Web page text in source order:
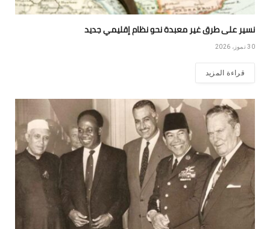
نسير على طرق غير معبدة نحو نظام إقليمي جديد
30 تموز، 2026
قراءة المزيد